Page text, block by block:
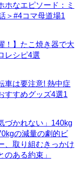
ホなエピソード：ミ
＞#4コマ母道場1
！】たこ焼き器で大
レシピ4選
車は要注意! 熱中症
すすめグッズ4選1
づかれない」140kg
の減量の劇的ビ
、取り組むきっかけ
のある約束」